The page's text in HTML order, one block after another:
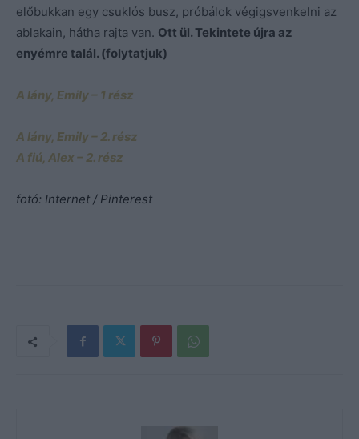
előbukkan egy csuklós busz, próbálok végigsvenkelni az
ablakain, hátha rajta van. Ott ül. Tekintete újra az
enyémre talál. (folytatjuk)
A lány, Emily – 1 rész
A lány, Emily – 2. rész
A fiú, Alex – 2. rész
fotó: Internet / Pinterest